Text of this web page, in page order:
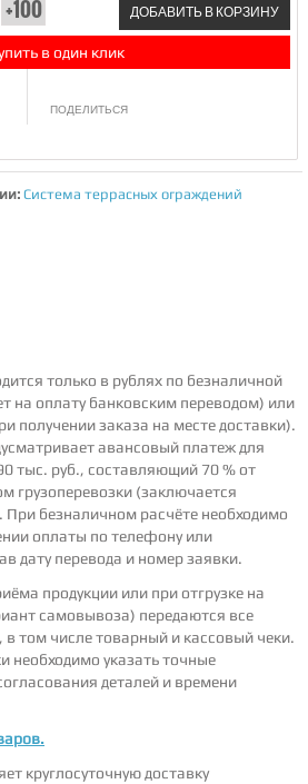
ДОБАВИТЬ В КОРЗИНУ
в один клик
ПОДЕЛИТЬСЯ
Система террасных ограждений
только в рублях по безналичной
на оплату банковским переводом) или
получении заказа на месте доставки).
авансовый платеж для
тыс. руб., составляющий 70 % от
грузоперевозки (заключается
При безналичном расчёте необходимо
оплаты по телефону или
дату перевода и номер заявки.
продукции или при отгрузке на
самовывоза) передаются все
том числе товарный и кассовый чеки.
необходимо указать точные
деталей и времени
круглосуточную доставку